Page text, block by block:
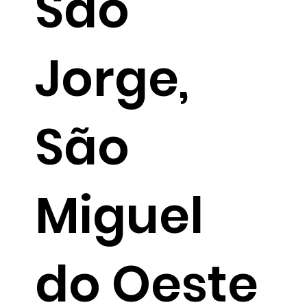
Jorge,
São
Miguel
do Oeste